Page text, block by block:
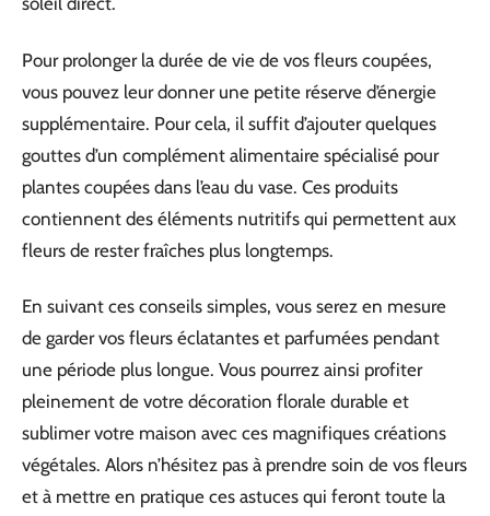
Pour prolonger la durée de vie de vos fleurs coupées,
vous pouvez leur donner une petite réserve d’énergie
supplémentaire. Pour cela, il suffit d’ajouter quelques
gouttes d’un complément alimentaire spécialisé pour
plantes coupées dans l’eau du vase. Ces produits
contiennent des éléments nutritifs qui permettent aux
fleurs de rester fraîches plus longtemps.
En suivant ces conseils simples, vous serez en mesure
de garder vos fleurs éclatantes et parfumées pendant
une période plus longue. Vous pourrez ainsi profiter
pleinement de votre décoration florale durable et
sublimer votre maison avec ces magnifiques créations
végétales. Alors n’hésitez pas à prendre soin de vos fleurs
et à mettre en pratique ces astuces qui feront toute la